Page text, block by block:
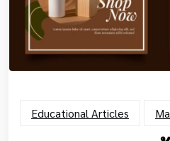
Educational Articles